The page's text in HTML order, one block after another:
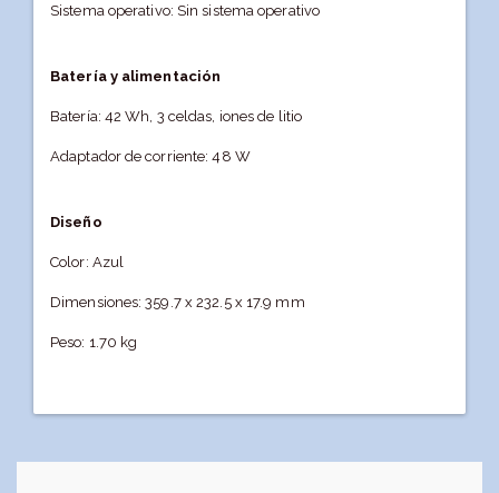
Sistema operativo: Sin sistema operativo
Batería y alimentación
Batería: 42 Wh, 3 celdas, iones de litio
Adaptador de corriente: 48 W
Diseño
Color: Azul
Dimensiones: 359.7 x 232.5 x 17.9 mm
Peso: 1.70 kg